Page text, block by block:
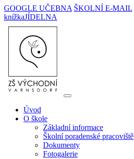
GOOGLE UČEBNA ŠKOLNÍ E-MAIL
knížkaJÍDELNA
Úvod
O škole
Základní informace
Školní poradenské pracoviště
Dokumenty
Fotogalerie